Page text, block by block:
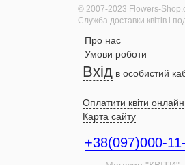
© 2007-2023 Flowers-
Служба доставки квітів і
Про нас
Умови роботи
Вхід в особистий
Оплатити квіти онлайн
Карта сайту
+38(097)000-